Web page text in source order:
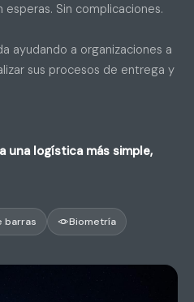
Sin complicaciones.
ayudando a organizaciones a
sus procesos de entrega y
una logística más simple,
barras Biometría